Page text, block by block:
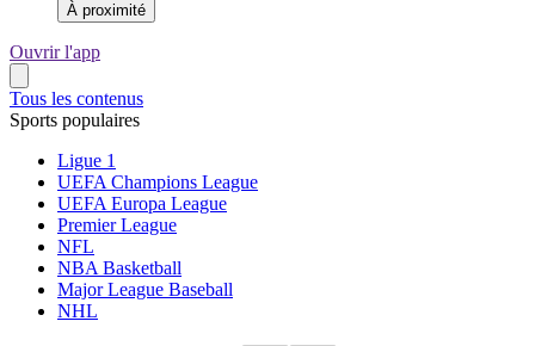
À proximité
Ouvrir l'app
Tous les contenus
Sports populaires
Ligue 1
UEFA Champions League
UEFA Europa League
Premier League
NFL
NBA Basketball
Major League Baseball
NHL